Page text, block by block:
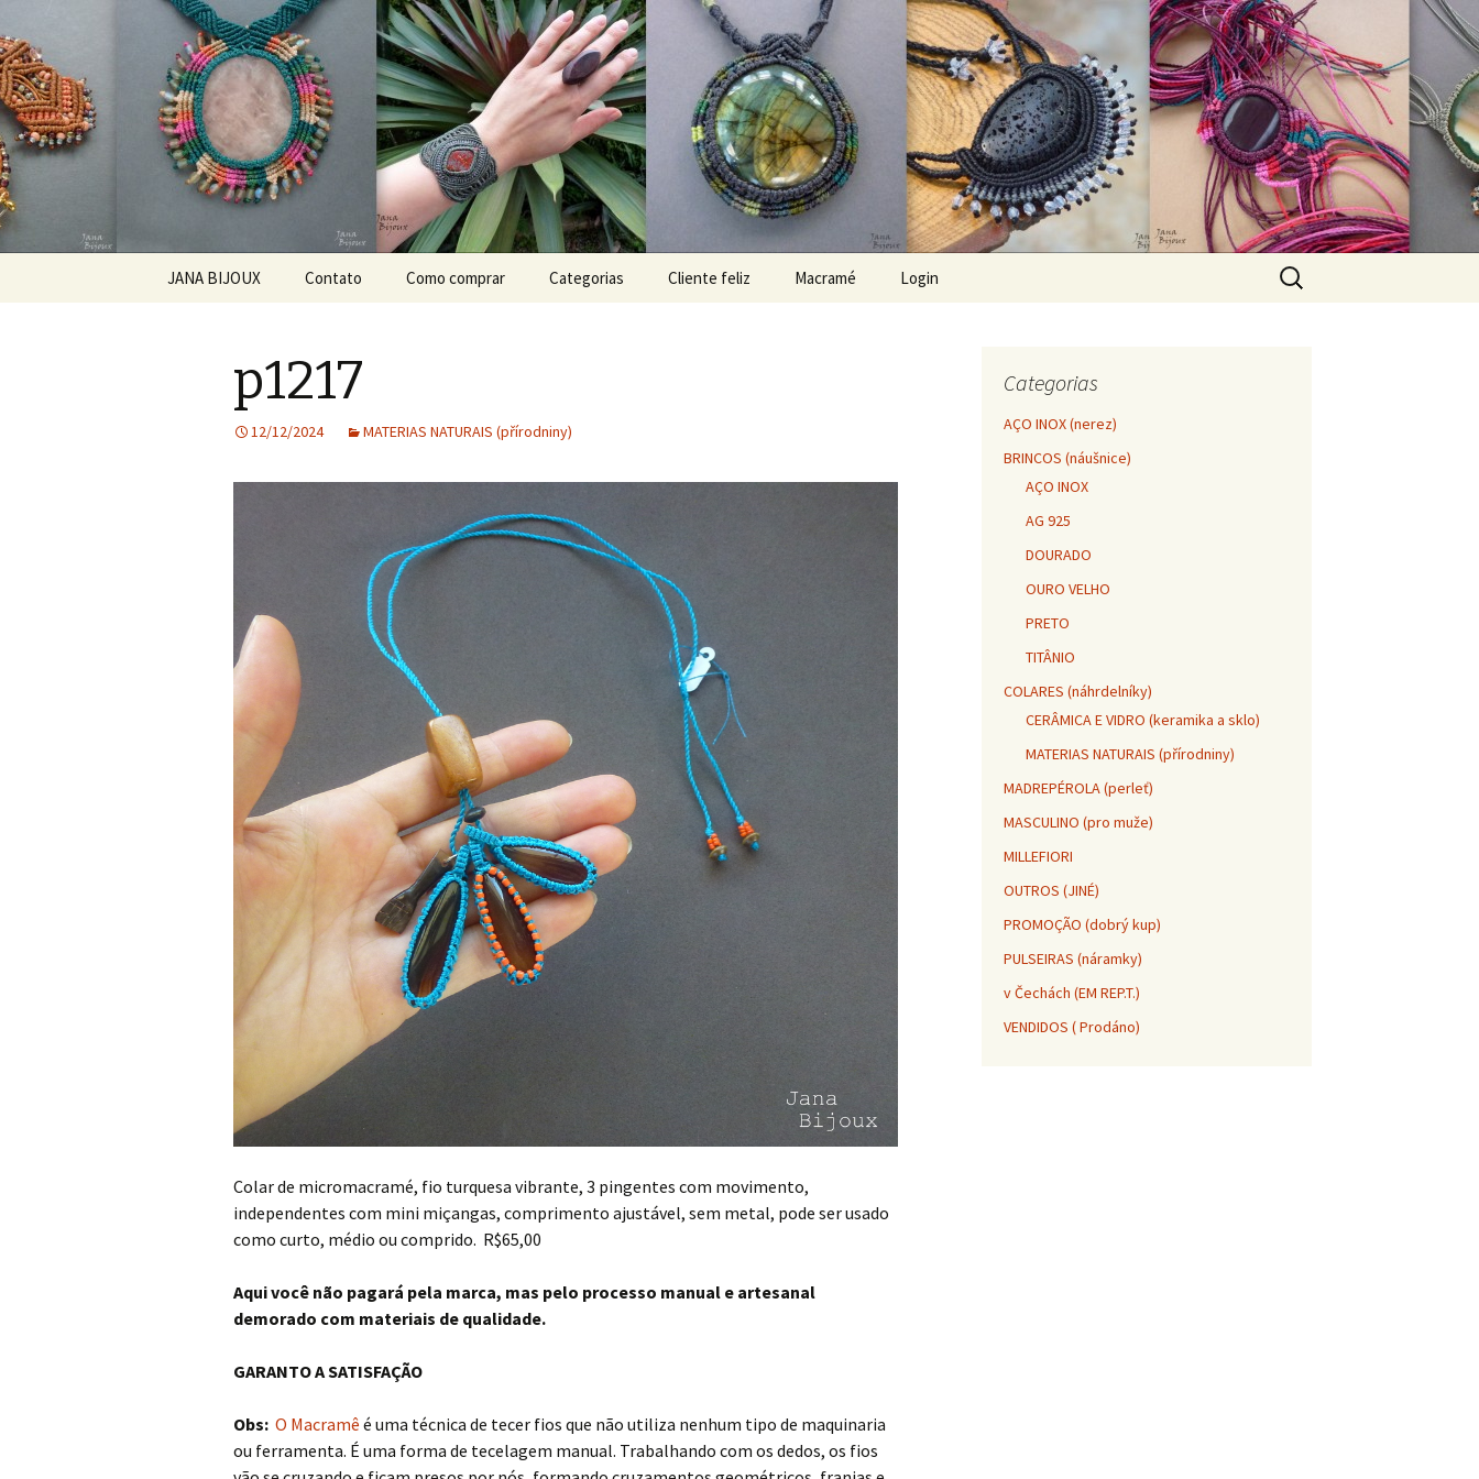
Jana Bijoux
Bijuteria artesanal
Pular para o conteúdo
JANA BIJOUX
KDE KOUPIT?
Contato Como comprar Categorias Cliente feliz Macramé Login
Pesquisar
por:
p1217
12/12/2024 MATERIAS NATURAIS (přírodniny)
Colar de micromacramé, fio turquesa vibrante, 3 pingentes com movimento,
independentes com mini miçangas, comprimento ajustável, sem metal, pode ser usado
como curto, médio ou comprido. R$65,00
Aqui você não pagará pela marca, mas pelo processo manual e artesanal
demorado com materiais de qualidade.
GARANTO A SATISFAÇÃO
Obs: O Macramê é uma técnica de tecer fios que não utiliza nenhum tipo de maquinaria
ou ferramenta. É uma forma de tecelagem manual. Trabalhando com os dedos, os fios
Categorias
AÇO INOX (nerez)
BRINCOS (náušnice)
AÇO INOX
AG 925
DOURADO
OURO VELHO
PRETO
TITÂNIO
COLARES (náhrdelníky)
CERÂMICA E VIDRO (keramika a sklo)
MATERIAS NATURAIS (přírodniny)
MADREPÉROLA (perleť)
MASCULINO (pro muže)
MILLEFIORI
OUTROS (JINÉ)
PROMOÇÃO (dobrý kup)
PULSEIRAS (náramky)
v Čechách (EM REP.T.)
VENDIDOS ( Prodáno)